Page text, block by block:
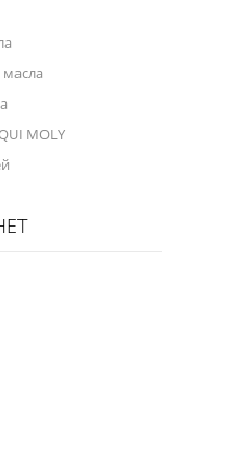
MOLY